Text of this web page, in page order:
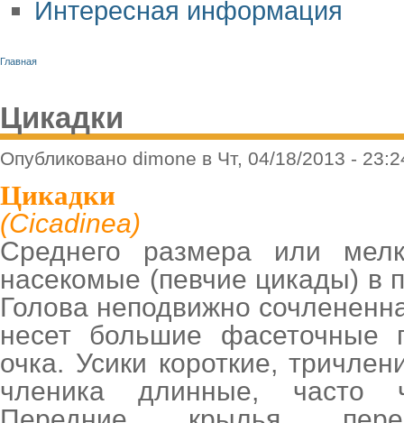
Интересная информация
Главная
Цикадки
Опубликовано dimone в Чт, 04/18/2013 -
Цикадки
(Cicadinea)
Среднего размера или
насекомые (певчие цикады) в
Голова неподвижно
несет большие фасеточные
очка. Усики короткие,
членика длинные, часто